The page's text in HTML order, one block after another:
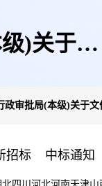
)关于文
政审批局(本级)关于
招标 中标通知